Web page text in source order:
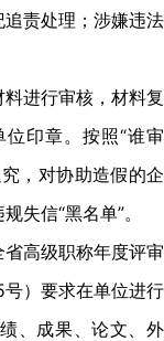
责处理；涉嫌违法
进行审核，材料复
印章。按照“谁审
，对协助造假的企
失信“黑名单”。
高级职称年度评审
）要求在单位进行
、成果、论文、外